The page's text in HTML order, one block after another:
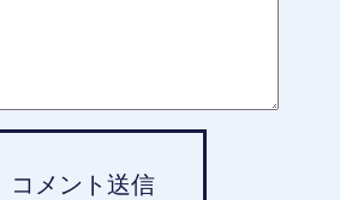
コメント送信